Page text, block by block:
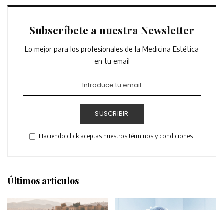
Subscríbete a nuestra Newsletter
Lo mejor para los profesionales de la Medicina Estética
en tu email
SUSCRIBIR
Haciendo click aceptas nuestros términos y condiciones.
Últimos articulos